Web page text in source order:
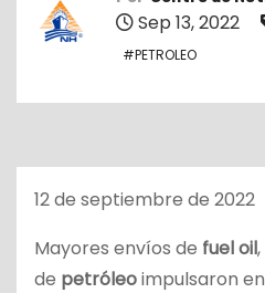
Sep 13, 2022
#PETROLEO
12 de septiembre de 2022
Mayores envíos de fuel oil,
de petróleoimpulsaron